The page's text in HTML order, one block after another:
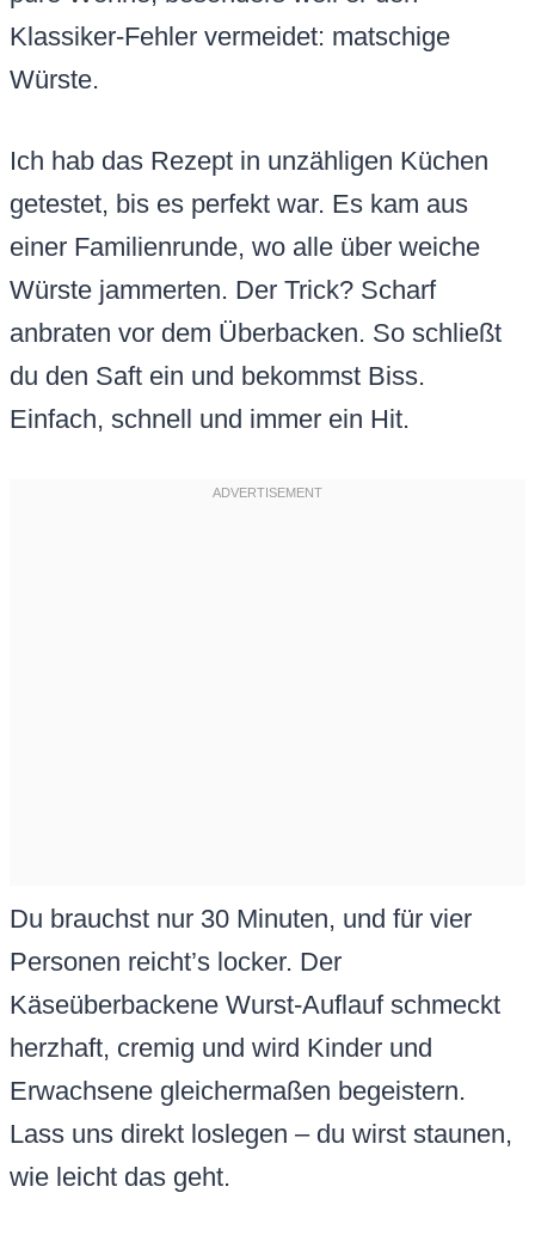
Klassiker-Fehler vermeidet: matschige
Würste.
Ich hab das Rezept in unzähligen Küchen
getestet, bis es perfekt war. Es kam aus
einer Familienrunde, wo alle über weiche
Würste jammerten. Der Trick? Scharf
anbraten vor dem Überbacken. So schließt
du den Saft ein und bekommst Biss.
Einfach, schnell und immer ein Hit.
Du brauchst nur 30 Minuten, und für vier
Personen reicht’s locker. Der
Käseüberbackene Wurst-Auflauf schmeckt
herzhaft, cremig und wird Kinder und
Erwachsene gleichermaßen begeistern.
Lass uns direkt loslegen – du wirst staunen,
wie leicht das geht.